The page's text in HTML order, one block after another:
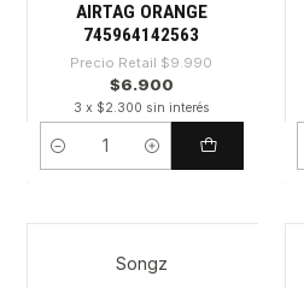
AIRTAG ORANGE
745964142563
Precio Retail $9.990
$6.900
3 x $2.300 sin interés
Cantidad
Songz